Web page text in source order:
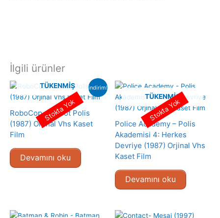
İlgili ürünler
indirim!
TÜKENMIŞ
RoboCop – Robot Polis
(1987) Orjinal Vhs Kaset
Film
Devamını oku
Stokta Yok
TÜKENMIŞ
Police Academy – Polis
Akademisi 4: Herkes
Devriye (1987) Orjinal Vhs
Kaset Film
Devamını oku
Stokta Yok